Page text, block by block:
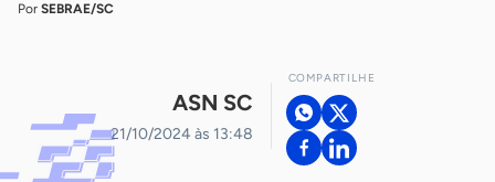
Por SEBRAE/SC
ASN SC
21/10/2024 às 13:48
COMPARTILHE